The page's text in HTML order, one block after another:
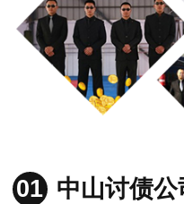
01 中山讨债公